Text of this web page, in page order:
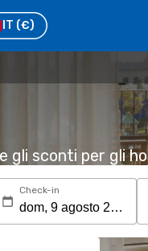
IT (€)
gli sconti per gli
Check-in